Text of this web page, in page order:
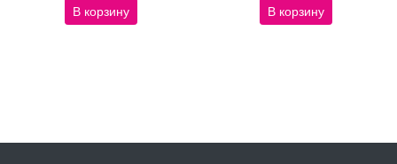
В корзину В корзину